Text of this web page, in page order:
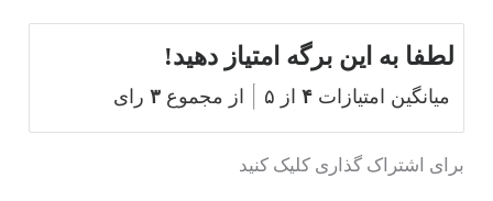
لطفا به این برگه امتیاز دهید!
میانگین امتیازات۴ از ۵ از مجموع۳ رای
برای اشتراک گذاری کلیک کنید